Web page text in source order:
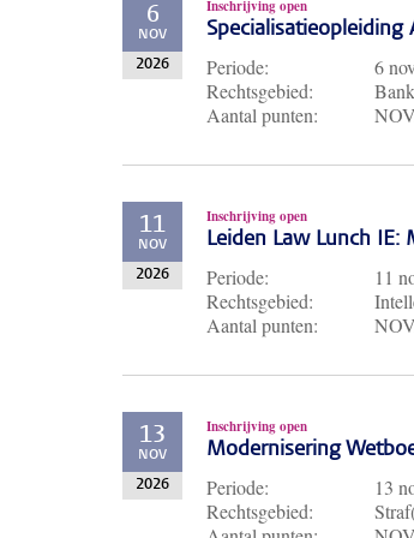
6
NOV
2026
Inschrijving open
Specialisatieopleiding
Periode: 6
Rechtsgebied:
Aantal punten:
11
NOV
2026
Inschrijving open
Leiden Law Lunch
Periode:
11
Rechtsgebied:
Aantal punten:
13
NOV
2026
Inschrijving open
Modernisering
Periode: 13
Rechtsgebied: